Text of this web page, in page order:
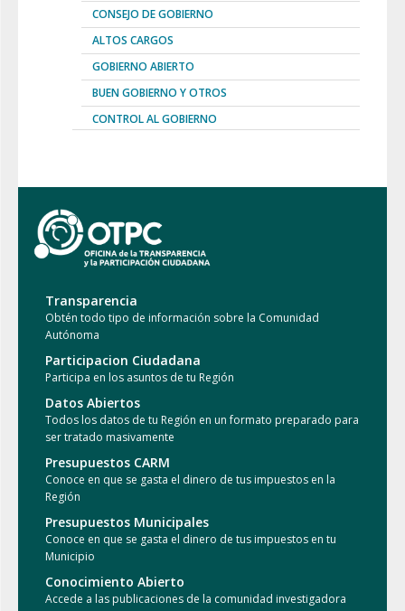
CONSEJO DE GOBIERNO
ALTOS CARGOS
GOBIERNO ABIERTO
BUEN GOBIERNO Y OTROS
CONTROL AL GOBIERNO
Transparencia
Obtén todo tipo de información sobre la Comunidad
Autónoma
Participacion Ciudadana
Participa en los asuntos de tu Región
Datos Abiertos
Todos los datos de tu Región en un formato preparado para
ser tratado masivamente
Presupuestos CARM
Conoce en que se gasta el dinero de tus impuestos en la
Región
Presupuestos Municipales
Conoce en que se gasta el dinero de tus impuestos en tu
Municipio
Conocimiento Abierto
Accede a las publicaciones de la comunidad investigadora